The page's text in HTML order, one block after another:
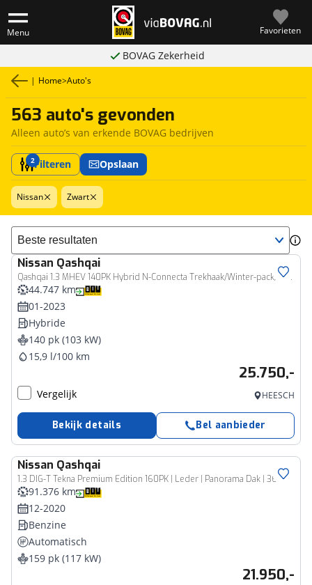
Menu Favorieten
BOVAG Zekerheid
| Home>Auto's
563 auto's gevonden
Alleen auto’s van erkende BOVAG bedrijven
2Filteren Opslaan
Nissan Zwart
Sorteer resultaten
Nissan Qashqai
Qashqai 1.3 MHEV 140PK Hybrid N-Connecta Trekhaak/Winter-pack/Camera/Adaptive-cruise
44.747 km
01-2023
Hybride
140 pk (103 kW)
15,9 l/100 km
25.750,-
Vergelijk HEESCH
Bekijk details Bel aanbieder
Nissan Qashqai
1.3 DIG-T Tekna Premium Edition 160PK | Leder | Panorama Dak | 360 Camera | Cruise Control | LED Koplampen | Metallic Lak | Navigatie | All Season Banden | 19'' Lichtmetalen Velgen | Apple Carplay | Android Auto | Lane Assist |
91.376 km
12-2020
Benzine
Automatisch
159 pk (117 kW)
21.950,-